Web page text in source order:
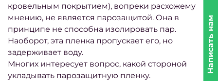
кровельным покрытием), вопреки расхожему
мнению, не является парозащитой. Она в
принципе не способна изолировать пар.
Наоборот, эта пленка пропускает его, но
задерживает воду.
Многих интересует вопрос, какой стороной
укладывать парозащитную пленку.
Написать нам